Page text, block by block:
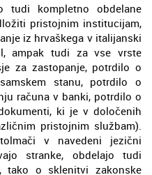
tudi kompletno obdelane
pristojnim institucijam,
iz hrvaškega v italijanski
ampak tudi za vse vrste
za zastopanje, potrdilo o
stanu, potrdilo o
računa v banki, potrdilo o
ki je v določenih
pristojnim službam).
v navedeni jezični
stranke, obdelajo tudi
tako o sklenitvi zakonske